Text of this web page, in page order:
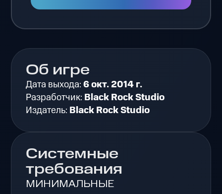
Об игре
Дата выхода:6 окт. 2014 г.
Разработчик: Black Rock Studio
Издатель: Black Rock Studio
Системные
требования
МИНИМАЛЬНЫЕ